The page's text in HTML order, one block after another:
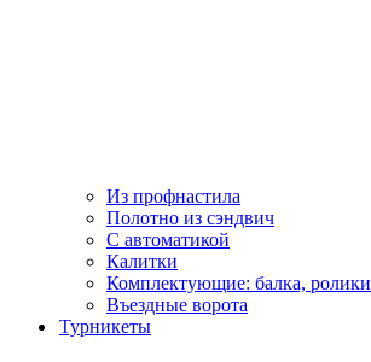
Из профнастила
Полотно из сэндвич
С автоматикой
Калитки
Комплектующие: балка, ролики
Въездные ворота
Турникеты